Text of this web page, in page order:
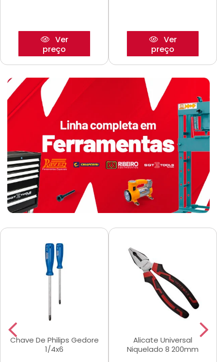
Ver
preço
Ver
preço
Chave De Philips Gedore
1/4x6
Alicate Universal
Niquelado 8 200mm